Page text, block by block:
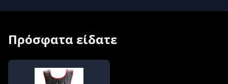
Πρόσφατα είδατε